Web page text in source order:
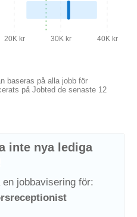
20K kr 30K kr 40K kr
baseras på alla jobb för
på Jobted de senaste 12
inte nya lediga
en jobbavisering för: